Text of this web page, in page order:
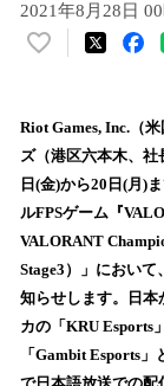
2021年8月28日
い
！
数
を
読
込
み
中
で
す
Riot Games, Inc.（
ズ（港区六本木、社
日(金)から20日(月)
ルFPSゲーム『
VALORANT
Stage3）」におい
知らせします。日本
カの「KRU Esports
「Gambit Esports